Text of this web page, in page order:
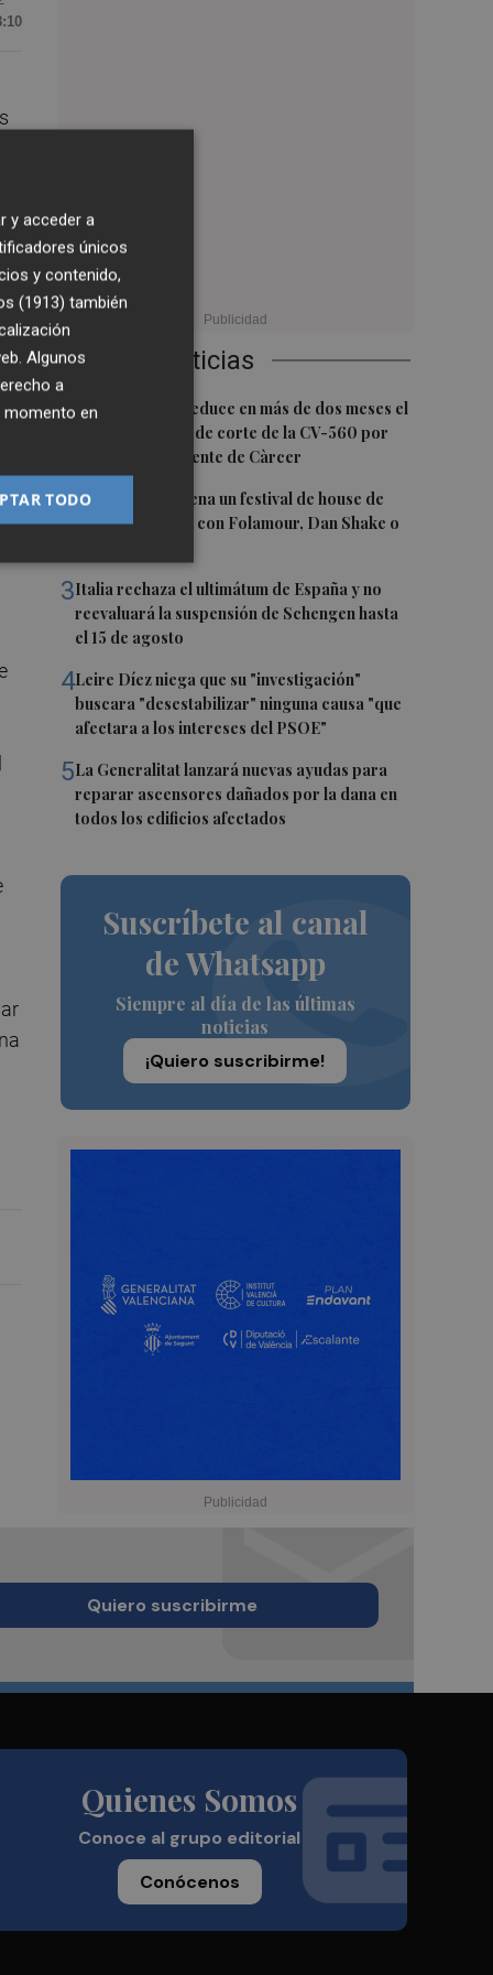
Últimas Noticias
1 La Diputación reduce en más de dos meses el
tiempo previsto de corte de la CV-560 por
las obras del puente de Càrcer
2Roig Arena estrena un festival de house de
más de 10 horas con Folamour, Dan Shake o
3Italia rechaza el ultimátum de España y no
reevaluará la suspensión de Schengen hasta
el 15 de agosto
4Leire Díez niega que su "investigación"
buscara "desestabilizar" ninguna causa "que
afectara a los intereses del PSOE"
5La Generalitat lanzará nuevas ayudas para
reparar ascensores dañados por la dana en
todos los edificios afectados
Suscríbete al canal
de Whatsapp
Siempre al día de las últimas
noticias
¡Quiero suscribirme!
Quiero suscribirme
Quienes Somos
Conoce al grupo editorial
Conócenos
y acceder a
únicos
y contenido,
(1913) también
Algunos
a
momento en
TODO